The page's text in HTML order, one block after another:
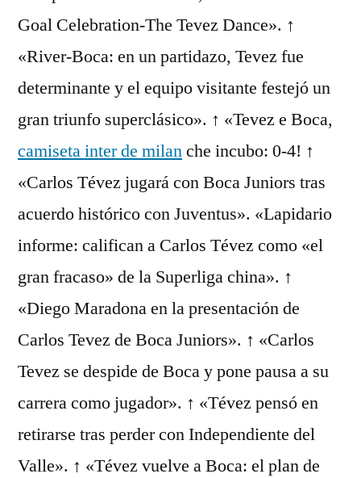
Goal Celebration-The Tevez Dance». ↑
«River-Boca: en un partidazo, Tevez fue
determinante y el equipo visitante festejó un
gran triunfo superclásico». ↑ «Tevez e Boca,
camiseta inter de milanche incubo: 0-4! ↑
«Carlos Tévez jugará con Boca Juniors tras
acuerdo histórico con Juventus». «Lapidario
informe: califican a Carlos Tévez como «el
gran fracaso» de la Superliga china». ↑
«Diego Maradona en la presentación de
Carlos Tevez de Boca Juniors». ↑ «Carlos
Tevez se despide de Boca y pone pausa a su
carrera como jugador». ↑ «Tévez pensó en
retirarse tras perder con Independiente del
Valle». ↑ «Tévez vuelve a Boca: el plan de